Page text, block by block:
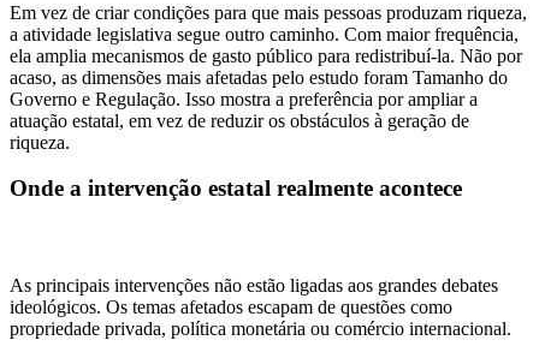
Em vez de criar condições para que mais pessoas produzam riqueza,
a atividade legislativa segue outro caminho. Com maior frequência,
ela amplia mecanismos de gasto público para redistribuí-la. Não por
acaso, as dimensões mais afetadas pelo estudo foram Tamanho do
Governo e Regulação. Isso mostra a preferência por ampliar a
atuação estatal, em vez de reduzir os obstáculos à geração de
riqueza.
Onde a intervenção estatal realmente acontece
As principais intervenções não estão ligadas aos grandes debates
ideológicos. Os temas afetados escapam de questões como
propriedade privada, política monetária ou comércio internacional.